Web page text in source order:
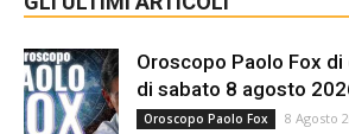
Oroscopo Paolo Fox
di sabato 8 agosto
Oroscopo Paolo Fox 8 Agosto